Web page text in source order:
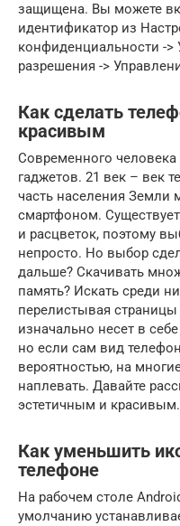
защищена. Вы можете
идентификатор из
конфиденциальности -
разрешения ->
Как сделать
красивым
Современного
гаджетов. 21 век – век
часть населения Земли
смартфоном.
и расцветок, поэтому
непросто. Но выбор
дальше? Скачивать
память? Искать среди
перелистывая
изначально несет в
но если сам вид
вероятностью, на
наплевать. Давайте
эстетичным и красивым.
Как уменьшить
телефоне
На рабочем столе
умолчанию